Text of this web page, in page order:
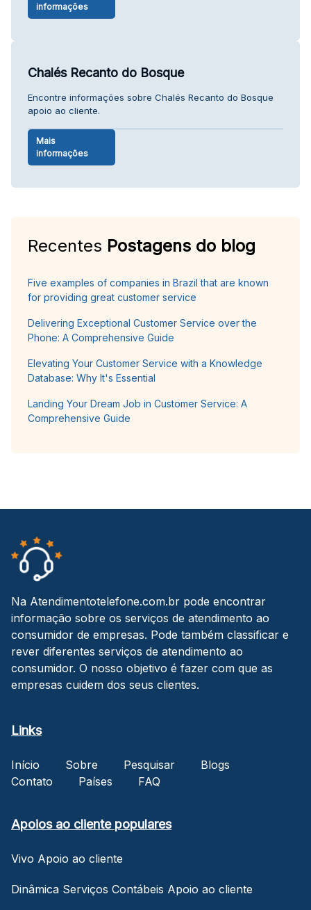
informações
Chalés Recanto do Bosque
Encontre informações sobre Chalés Recanto do Bosque
apoio ao cliente.
Mais
informações
Recentes Postagens do blog
Five examples of companies in Brazil that are known
for providing great customer service
Delivering Exceptional Customer Service over the
Phone: A Comprehensive Guide
Elevating Your Customer Service with a Knowledge
Database: Why It's Essential
Landing Your Dream Job in Customer Service: A
Comprehensive Guide
Na Atendimentotelefone.com.br pode encontrar
informação sobre os serviços de atendimento ao
consumidor de empresas. Pode também classificar e
rever diferentes serviços de atendimento ao
consumidor. O nosso objetivo é fazer com que as
empresas cuidem dos seus clientes.
Links
Início Sobre Pesquisar
Blogs
Contato
Países FAQ
Apoios ao cliente populares
Vivo Apoio ao cliente
Dinâmica Serviços Contábeis Apoio ao cliente